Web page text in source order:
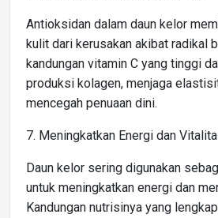
Antioksidan dalam daun kelor
kulit dari kerusakan akibat radikal
kandungan vitamin C yang tinggi
produksi kolagen, menjaga
mencegah penuaan dini.
7. Meningkatkan Energi dan
Daun kelor sering digunakan
untuk meningkatkan energi dan
Kandungan nutrisinya yang